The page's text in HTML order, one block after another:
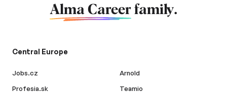
Alma Career family.
Central Europe
Jobs.cz
Profesia.sk
Arnold
Teamio